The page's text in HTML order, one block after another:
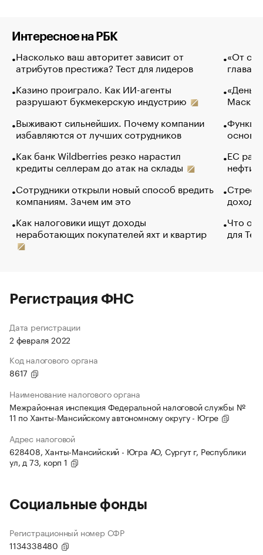
Интересное на РБК
Насколько ваш авторитет зависит от
атрибутов престижа? Тест для лидеров
Казино проиграло. Как ИИ-агенты
разрушают букмекерскую индустрию
Выживают сильнейших. Почему компании
избавляются от лучших сотрудников
Как банк Wildberries резко нарастил
кредиты селлерам до атак на склады
Сотрудники открыли новый способ вредить
компаниям. Зачем им это
Как налоговики ищут доходы
неработающих покупателей яхт и квартир
«От
глава
Маск в
основ
ЕС
нефти
Что
для
Регистрация ФНС
Дата регистрации
2 февраля 2022
Код налогового органа
8617
Наименование налогового органа
Межрайонная инспекция Федеральной налоговой службы №
11 по Ханты-Мансийскому автономному округу - Югре
Адрес налоговой
628408, Ханты-Мансийский - Югра АО, Сургут г, Республики
ул, д 73, корп 1
Социальные фонды
Регистрационный номер СФР
1134338480